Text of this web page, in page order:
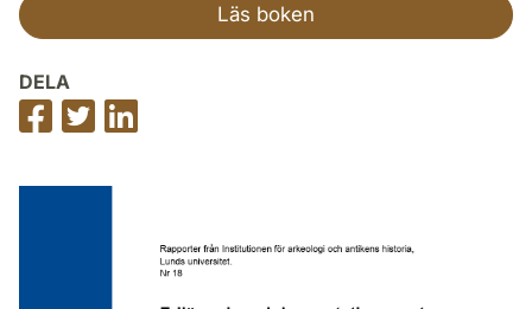
Läs boken
DELA
Dela
på
Dela
på
på